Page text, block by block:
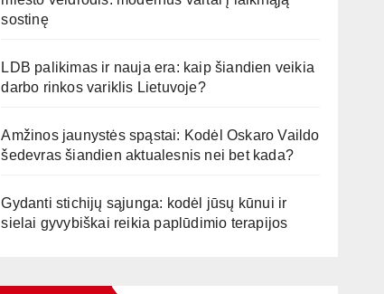
sostinę
LDB palikimas ir nauja era: kaip šiandien veikia
darbo rinkos variklis Lietuvoje?
Amžinos jaunystės spąstai: Kodėl Oskaro Vaildo
šedevras šiandien aktualesnis nei bet kada?
Gydanti stichijų sąjunga: kodėl jūsų kūnui ir
sielai gyvybiškai reikia paplūdimio terapijos